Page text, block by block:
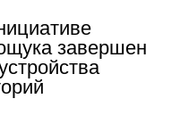
завершен